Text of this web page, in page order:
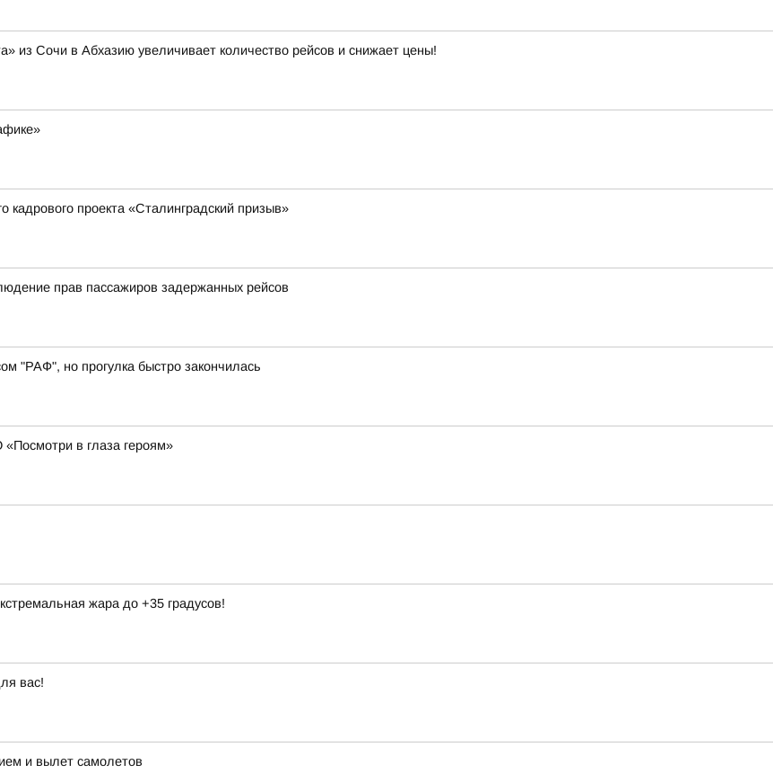
из Сочи в Абхазию увеличивает количество рейсов и снижает цены!
кадрового проекта «Сталинградский призыв»
прав пассажиров задержанных рейсов
"РАФ", но прогулка быстро закончилась
в глаза героям»
жара до +35 градусов!
вас!
и вылет самолетов